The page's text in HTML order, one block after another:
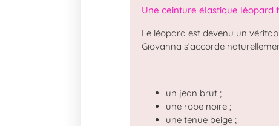
Une ceinture élastique léopard
Le léopard est devenu un
Giovanna s’accorde
un jean brut ;
une robe noire ;
une tenue beige ;